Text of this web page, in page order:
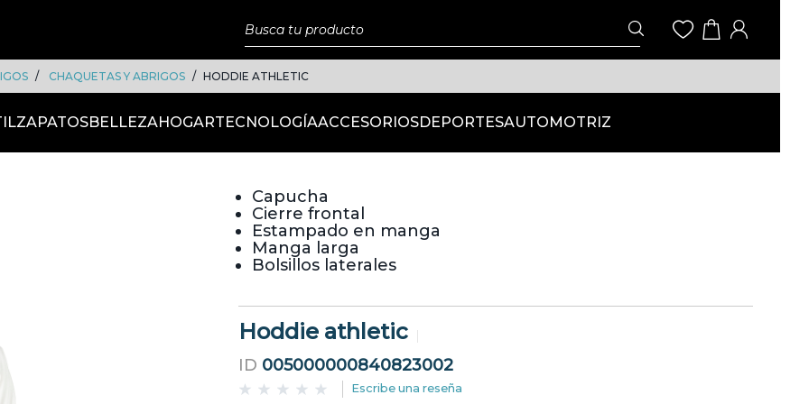
CHAQUETAS Y ABRIGOS HODDIE ATHLETIC
ZAPATOSBELLEZAHOGARTECNOLOGÍAACCESORIOSDEPORTESAUTOMOTRIZ
Capucha
Cierre frontal
Estampado en manga
Manga larga
Bolsillos laterales
Hoddie athletic
ID 005000000840823002
Escribe una reseña